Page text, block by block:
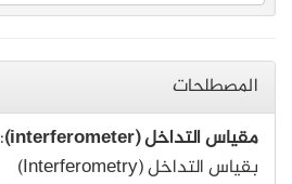
المصطلحات
مقياس التداخل (interferometer)
بقياس التداخل (Interferometry)